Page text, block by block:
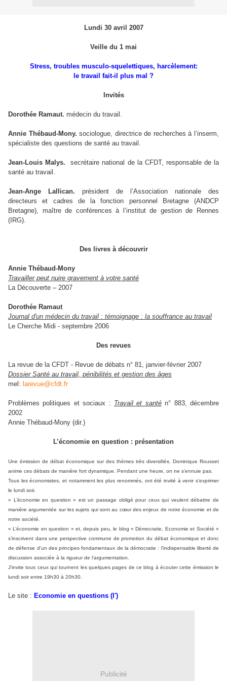
Lundi 30 avril 2007
Veille du 1 mai
Stress, troubles musculo-squelettiques, harcèlement:
le travail fait-il plus mal ?
Invités
Dorothée Ramaut. médecin du travail.
Annie Thébaud-Mony. sociologue, directrice de recherches à l’inserm,
spécialiste des questions de santé au travail.
Jean-Louis Malys.
secrétaire national de la CFDT, responsable de la
santé au travail.
Jean-Ange Lallican. président de l’Association nationale des
directeurs et cadres de la fonction personnel Bretagne (ANDCP
Bretagne), maître de conférences à l’institut de gestion de Rennes
(IRG).
Des livres à découvrir
Annie Thébaud-Mony
Travailler peut nuire gravement à votre santé
La Découverte – 2007
Dorothée Ramaut
Journal d'un médecin du travail : témoignage : la souffrance au travail
Le Cherche Midi - septembre 2006
Des revues
La revue de la CFDT - Revue de débats n° 81, janvier-février 2007
Dossier Santé au travail, pénibilités et gestion des âges
mel: larevue@cfdt.fr
Problèmes politiques et sociaux : Travail et santén° 883, décembre
2002
Annie Thébaud-Mony (dir.)
L’économie en question : présentation
Une émission de débat économique sur des thèmes très diversifiés. Dominique Rousset
anime ces débats de manière fort dynamique. Pendant une heure, on ne s’ennuie pas.
Tous les économistes, et notamment les plus renommés, ont été invité à venir s’exprimer
le lundi soir.
« L’économie en question » est un passage obligé pour ceux qui veulent débattre de
manière argumentée sur les sujets qui sont au cœur des enjeux de notre économie et de
notre société.
« L’économie en question » et, depuis peu, le blog « Démocratie, Economie et Société »
s’inscrivent dans une perspective commune de promotion du débat économique et donc
de défense d’un des principes fondamentaux de la démocratie : l’indispensable liberté de
discussion associée à la rigueur de l’argumentation.
J’invite tous ceux qui tournent les quelques pages de ce blog à écouter cette émission le
lundi soir entre 19h30 à 20h30.
Le site : Economie en questions (l')
Publicité